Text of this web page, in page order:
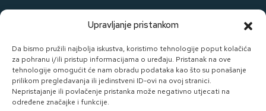
Upravljanje pristankom
Da bismo pružili najbolja iskustva, koristimo tehnologije poput kolačića
za pohranu i/ili pristup informacijama o uređaju. Pristanak na ove
tehnologije omogućit će nam obradu podataka kao što su ponašanje
prilikom pregledavanja ili jedinstveni ID-ovi na ovoj stranici.
Nepristajanje ili povlačenje pristanka može negativno utjecati na
određene značajke i funkcije.
eugen.dih@gmail.com
Naša Ponuda
Otkrijte cijelu našu ponudu u svijetu staklene ambalaže uz D. I.
H.